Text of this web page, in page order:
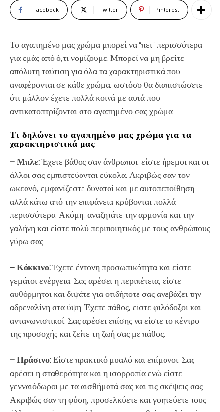
Facebook Twitter Pinterest
Το αγαπημένο μας χρώμα μπορεί να “πει” περισσότερα
για εμάς από ό,τι νομίζουμε. Μπορεί να μη βρείτε
απόλυτη ταύτιση για όλα τα χαρακτηριστικά που
αναφέρονται σε κάθε χρώμα, ωστόσο θα διαπιστώσετε
ότι μάλλον έχετε πολλά κοινά με αυτά που
αντικατοπτρίζονται στο αγαπημένο σας χρώμα.
Τι δηλώνει το αγαπημένο μας χρώμα για τα
χαρακτηριστικά μας
– Μπλε:Έχετε βάθος σαν άνθρωποι, είστε ήρεμοι και οι
άλλοι σας εμπιστεύονται εύκολα. Ακριβώς σαν τον
ωκεανό, εμφανίζεστε δυνατοί και με αυτοπεποίθηση
αλλά κάτω από την επιφάνεια κρύβονται πολλά
περισσότερα. Ακόμη, αναζητάτε την αρμονία και την
γαλήνη και είστε πολύ περιποιητικός με τους ανθρώπους
γύρω σας.
– Κόκκινο:Έχετε έντονη προσωπικότητα και είστε
γεμάτοι ενέργεια. Σας αρέσει η περιπέτεια, είστε
αυθόρμητοι και διψάτε για οτιδήποτε σας ανεβάζει την
αδρεναλίνη στα ύψη. Έχετε πάθος, είστε φιλόδοξοι και
ανταγωνιστικοί. Σας αρέσει επίσης να είστε το κέντρο
της προσοχής και ζείτε τη ζωή σας με πάθος.
– Πράσινο:Είστε πρακτικό μυαλό και επίμονοι. Σας
αρέσει η σταθερότητα και η ισορροπία ενώ είστε
γενναιόδωροι με τα αισθήματά σας και τις σκέψεις σας.
Ακριβώς σαν τη φύση, προσελκύετε και γοητεύετε τους